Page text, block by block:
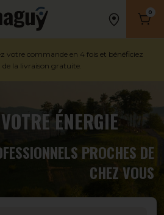
0
votre commande en 4 fois et bénéficiez
de la livraison gratuite.
ÉNERGIE
PROCHES DE
CHEZ VOUS